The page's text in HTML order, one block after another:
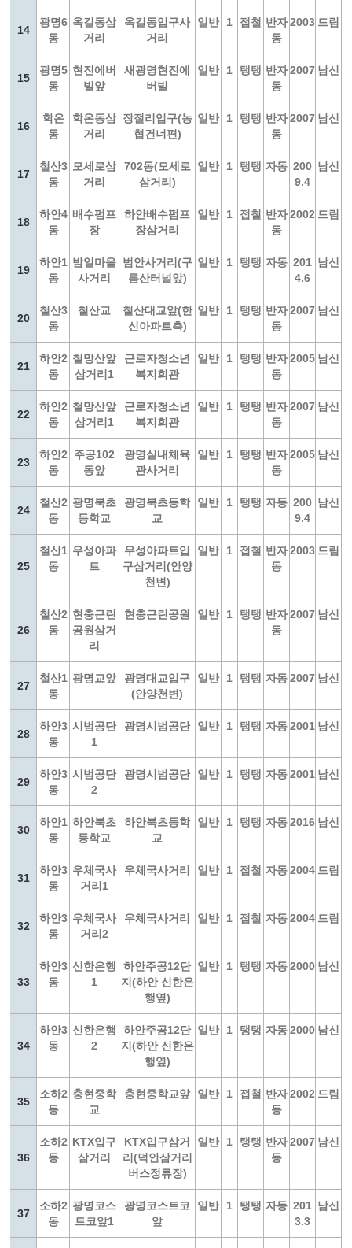
14
광명6
동
옥길동삼
거리
옥길동입구사
거리
일반 1 접철 반자
동
2003 드림
15
광명5
동
현진에버
빌앞
새광명현진에
버빌
일반 1 탱탱 반자
동
2007 남신
16
학온
동
학온동삼
거리
장절리입구(농
협건너편)
일반 1 탱탱 반자
동
2007 남신
17
철산3
동
모세로삼
거리
702동(모세로
삼거리)
일반 1 탱탱 자동 200
9.4
남신
18
하안4
동
배수펌프
장
하안배수펌프
장삼거리
일반 1 접철 반자
동
2002 드림
19
하안1
동
밤일마을
사거리
범안사거리(구
름산터널앞)
일반 1 탱탱 자동 201
4.6
남신
20
철산3
동
철산교
철산대교앞(한
신아파트측)
일반 1 탱탱 반자
동
2007 남신
21
하안2
동
철망산앞
삼거리1
근로자청소년
복지회관
일반 1 탱탱 반자
동
2005 남신
22
하안2
동
철망산앞
삼거리1
근로자청소년
복지회관
일반 1 탱탱 반자
동
2007 남신
23
하안2
동
주공102
동앞
광명실내체육
관사거리
일반 1 탱탱 반자
동
2005 남신
24
철산2
동
광명북초
등학교
광명북초등학
교
일반 1 탱탱 자동 200
9.4
남신
25
철산1
동
우성아파
트
우성아파트입
구삼거리(안양
천변)
일반 1 접철 반자
동
2003 드림
26
철산2
동
현충근린
공원삼거
리
현충근린공원 일반 1 탱탱 반자
동
2007 남신
27
철산1
동
광명교앞
광명대교입구
(안양천변)
일반 1 탱탱 자동 2007 남신
28
하안3
동
시범공단
1
광명시범공단 일반 1 탱탱 자동 2001 남신
29
하안3
동
시범공단
2
광명시범공단 일반 1 탱탱 자동 2001 남신
30
하안1
동
하안북초
등학교
하안북초등학
교
일반 1 탱탱 자동 2016 남신
31
하안3
동
우체국사
거리1
우체국사거리 일반 1 접철 자동 2004 드림
32
하안3
동
우체국사
거리2
우체국사거리 일반 1 접철 자동 2004 드림
33
하안3
동
신한은행
1
하안주공12단
지(하안 신한은
행옆)
일반 1 탱탱 자동 2000 남신
34
하안3
동
신한은행
2
하안주공12단
지(하안 신한은
행옆)
일반 1 탱탱 자동 2000 남신
35
소하2
동
충현중학
교
충현중학교앞 일반 1 접철 반자
동
2002 드림
36
소하2
동
KTX입구
삼거리
KTX입구삼거
리(덕안삼거리
버스정류장)
일반 1 탱탱 반자
동
2007 남신
37
소하2
동
광명코스
트코앞1
광명코스트코
앞
일반 1 탱탱 자동 201
3.3
남신